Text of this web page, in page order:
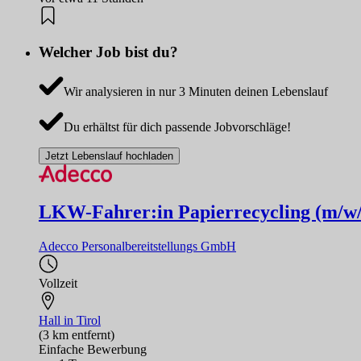
Welcher Job bist du?
Wir analysieren in nur 3 Minuten deinen Lebenslauf
Du erhältst für dich passende Jobvorschläge!
Jetzt Lebenslauf hochladen
LKW-Fahrer:in Papierrecycling (m/
Adecco Personalbereitstellungs GmbH
Vollzeit
Hall in Tirol
(3 km entfernt)
Einfache Bewerbung